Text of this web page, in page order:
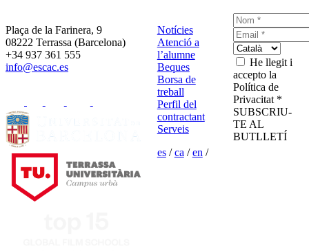
Plaça de la Farinera, 9
08222 Terrassa (Barcelona)
+34 937 361 555
info@escac.es
Notícies
Atenció a
l’alumne
Beques
Borsa de
treball
Perfil del
contractant
Serveis
es/ca /en /
He llegit i
accepto la
Política de
Privacitat *
SUBSCRIU-
TE AL
BUTLLETÍ